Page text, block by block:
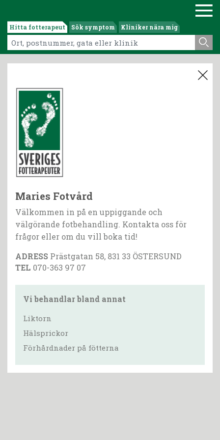
Hitta fotterapeut Sök symptom Kliniker nära mig
Maries Fotvård
Välkommen in på en uppiggande och
välgörande fotbehandling. Kontakta oss för
frågor eller om du vill boka tid!
ADRESS Prästgatan 58, 831 33 ÖSTERSUND
TEL 070-363 97 07
Vi behandlar bland annat
Liktorn
Hälsprickor
Förhårdnader på fötterna